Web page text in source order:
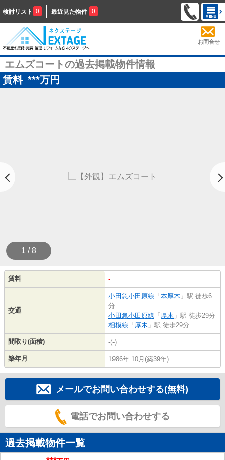
検討リスト 0 最近見た物件 0
お問合せ
エムズコートの過去掲載物件情報
賃料 ***万円
1 / 8
賃料 -
交通
小田急小田原線 「 本厚木 」駅 徒歩6
分
小田急小田原線 「 厚木 」駅 徒歩29分
相模線 「 厚木 」駅 徒歩29分
間取り(面積) -(-)
築年月 1986年 10月(築39年)
メールでお問い合わせする(無料)
電話でお問い合わせする
過去掲載物件一覧